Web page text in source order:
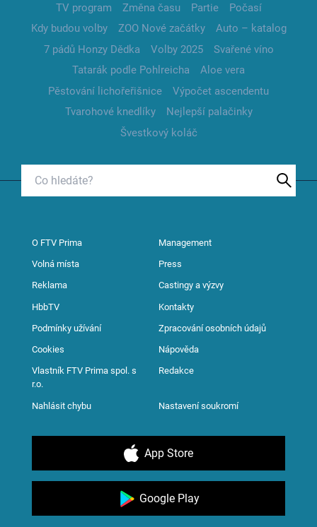
TV program
Změna času Partie
Počasí
Kdy budou volby
ZOO Nové začátky
Auto – katalog
7 pádů Honzy Dědka
Volby 2025
Svařené víno
Tatarák podle Pohlreicha
Aloe vera
Pěstování lichořeřišnice
Výpočet ascendentu
Tvarohové knedlíky
Nejlepší palačinky
Švestkový koláč
O FTV Prima Management
Volná místa Press
Reklama Castingy a výzvy
HbbTV Kontakty
Podmínky užívání Zpracování osobních údajů
Cookies Nápověda
Vlastník FTV Prima spol. s
r.o.
Redakce
Nahlásit chybu Nastavení soukromí
App Store
Google Play